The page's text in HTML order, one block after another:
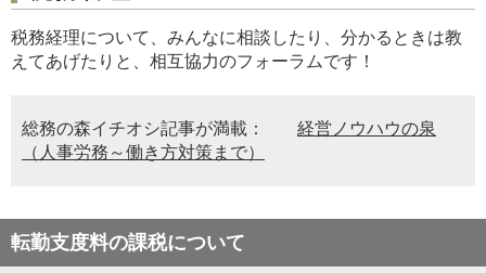
税務経理について、みんなに相談したり、分かるときは教
えてあげたりと、相互協力のフォーラムです！
総務の森イチオシ記事が満載：
経営ノウハウの泉
（人事労務～働き方対策まで）
転勤支度料の課税について